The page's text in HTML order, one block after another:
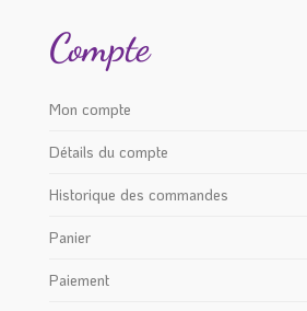
Compte
Mon compte
Détails du compte
Historique des commandes
Panier
Paiement